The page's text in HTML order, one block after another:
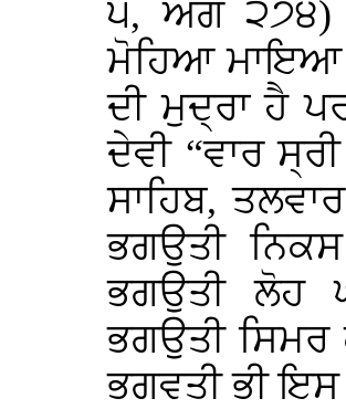
੫, ਅੰਗ
ਮੋਹਿਆ
ਦੀ ਮੁਦ੍ਰਾ ਹੈ
ਦੇਵੀ “ਵਾਰ
ਸਾਹਿਬ,
ਭਗਉਤੀ
ਭਗਉਤੀ ਲੋਹ
ਭਗਉਤੀ
ਭਗਵਤੀ ਭੀ